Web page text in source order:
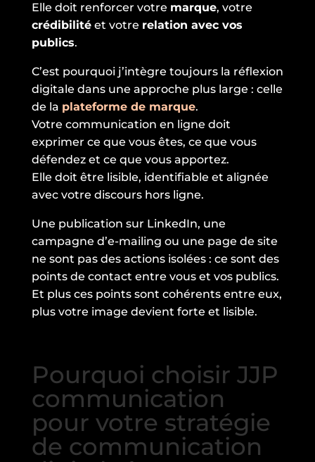
Elle doit renforcer votre marque, votre
crédibilitéet votre relation avec vos
publics.
C’est pourquoi j’intègre toujours la réflexion
digitale dans une approche plus large : celle
de la plateforme de marque.
Votre communication en ligne doit
exprimer ce que vous êtes, ce que vous
défendez et ce que vous apportez.
Elle doit être lisible, identifiable et alignée
avec votre discours hors ligne.
Une publication sur LinkedIn, une
campagne d’e-mailing ou une page de site
ne sont pas des actions isolées : ce sont des
points de contact entre vous et vos publics.
Et plus ces points sont cohérents entre eux,
plus votre image devient forte et lisible.
Pourquoi choisir JJP
communication
pour votre stratégie
de communication